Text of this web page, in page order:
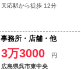
天応駅から徒歩 12分
事務所・店舗・他
3万3000
円
広島県呉市東中央